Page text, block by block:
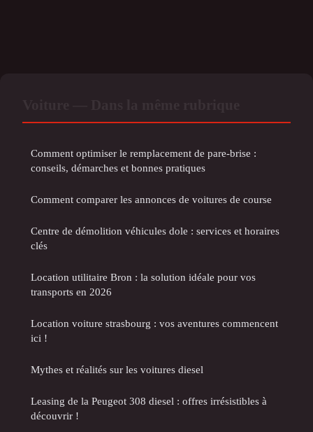
Comment optimiser le remplacement de pare-brise :
conseils, démarches et bonnes pratiques
Comment comparer les annonces de voitures de course
Centre de démolition véhicules dole : services et horaires
clés
Location utilitaire Bron : la solution idéale pour vos
transports en 2026
Location voiture strasbourg : vos aventures commencent
ici !
Mythes et réalités sur les voitures diesel
Leasing de la Peugeot 308 diesel : offres irrésistibles à
découvrir !